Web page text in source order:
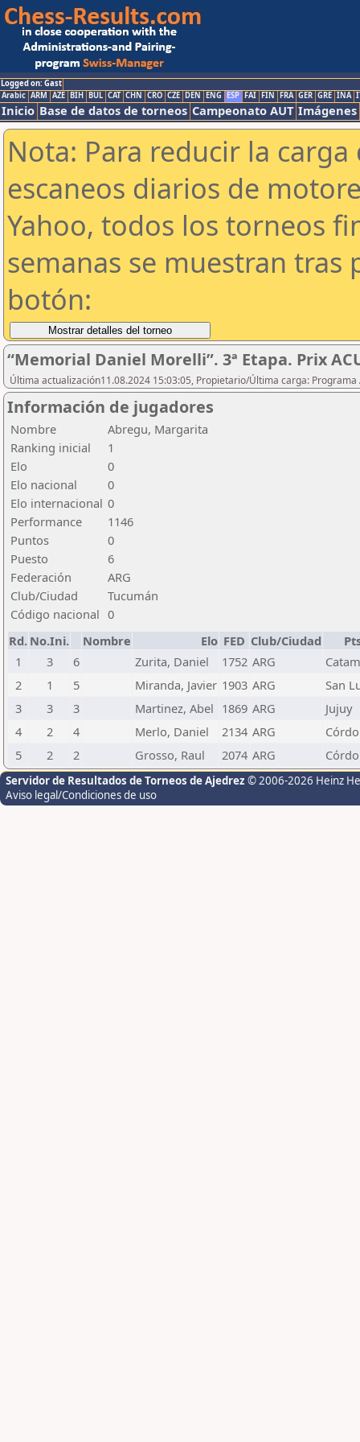
Logged on: Gast
Arabic ARM AZE BIH BUL CAT CHN CRO CZE DEN ENG ESP FAI FIN FRA GER GRE INA
Inicio Base de datos de torneos Campeonato AUT Imágenes
Nota: Para reducir la
escaneos diarios de
Yahoo, todos los torneos
semanas se muestran tras
botón:
“Memorial Daniel Morelli”. 3ª Etapa. Prix
Última actualización11.08.2024 15:03:05, Propietario/Última carga:
Información de jugadores
Nombre
Abregu, Margarita
Ranking inicial
1
Elo
0
Elo nacional
0
Elo internacional 0
Performance
1146
Puntos
0
Puesto
6
Federación
ARG
Club/Ciudad
Tucumán
Código nacional 0
Rd. No.Ini. Nombre Elo FED Club/Ciudad
1
3 6 Zurita, Daniel 1752 ARG
2
1 5 Miranda, Javier 1903 ARG
San
3
3 3 Martinez, Abel 1869 ARG
Jujuy
4
2 4 Merlo, Daniel 2134 ARG
5
2 2 Grosso, Raul 2074 ARG
Servidor de Resultados de Torneos de Ajedrez © 2006-2026 Heinz
Aviso legal/Condiciones de uso